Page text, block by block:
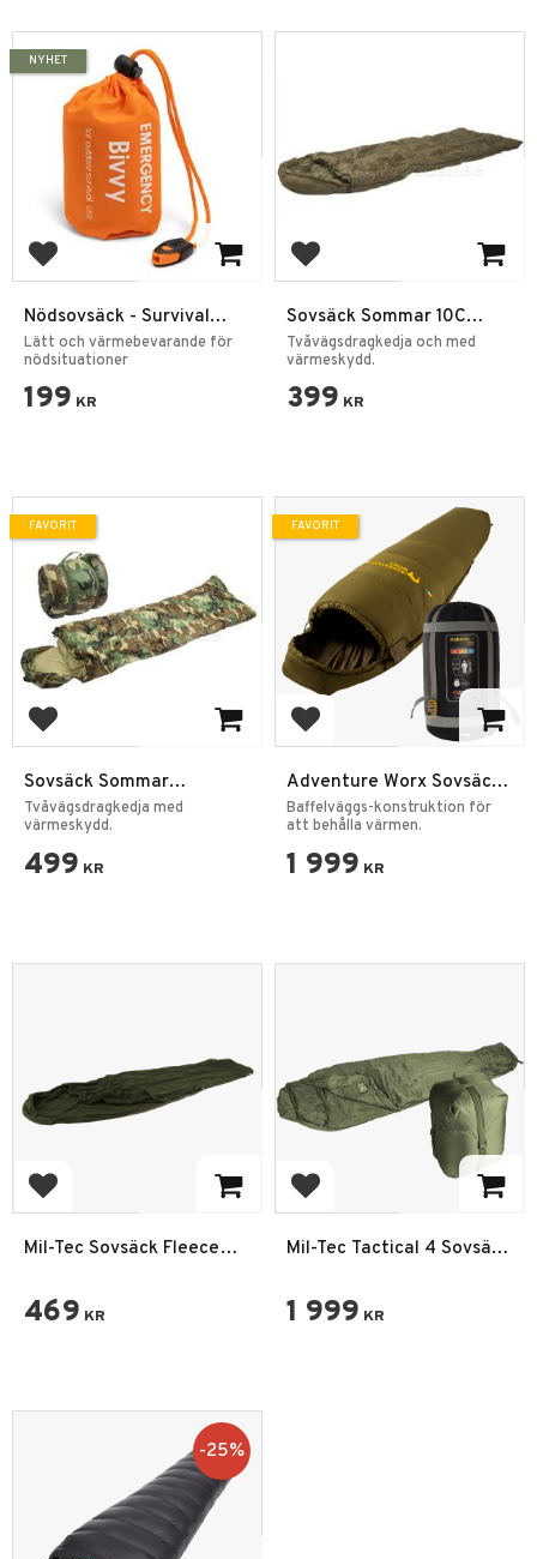
Lägg till i favoriter
Nödsovsäck - Survival
Rescue Poncho 215 x 90
cm
Lätt och värmebevarande för
nödsituationer
199 KR
NYHET
Lägg till i favoriter
Sovsäck Sommar 10C
Olivgrön
Tvåvägsdragkedja och med
värmeskydd.
399 KR
Lägg till i favoriter
Sovsäck Sommar
Woodland 0C
Tvåvägsdragkedja med
värmeskydd.
499 KR
FAVORIT
Lägg till i favoriter
Adventure Worx Sovsäck
Kakoon HiAlti -27
Baffelväggs-konstruktion för
att behålla värmen.
1 999 KR
FAVORIT
Lägg till i favoriter
Mil-Tec Sovsäck Fleece
469 KR
Lägg till i favoriter
Mil-Tec Tactical 4 Sovsäck
1 999 KR
25%